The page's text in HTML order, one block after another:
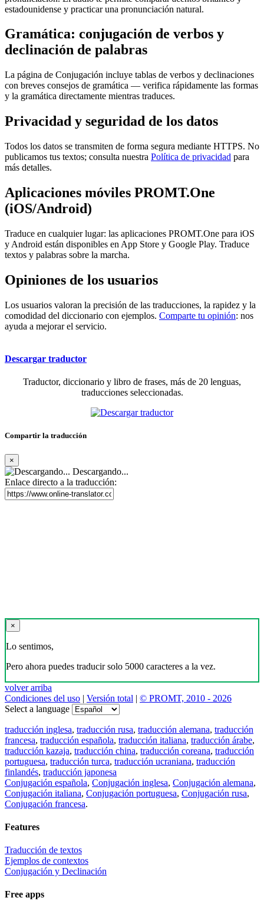
estadounidense y practicar una pronunciación natural.
Gramática: conjugación de verbos y
declinación de palabras
La página de Conjugación incluye tablas de verbos y declinaciones
con breves consejos de gramática — verifica rápidamente las formas
y la gramática directamente mientras traduces.
Privacidad y seguridad de los datos
Todos los datos se transmiten de forma segura mediante HTTPS. No
publicamos tus textos; consulta nuestra Política de privacidad para
más detalles.
Aplicaciones móviles PROMT.One
(iOS/Android)
Traduce en cualquier lugar: las aplicaciones PROMT.One para iOS
y Android están disponibles en App Store y Google Play. Traduce
textos y palabras sobre la marcha.
Opiniones de los usuarios
Los usuarios valoran la precisión de las traducciones, la rapidez y la
comodidad del diccionario con ejemplos. Comparte tu opinión: nos
ayuda a mejorar el servicio.
Descargar traductor
Traductor, diccionario y libro de frases, más de 20 lenguas,
traducciones seleccionadas.
Compartir la traducción
×
Descargando...
Enlace directo a la traducción:
×
Lo sentimos,
Pero ahora puedes traducir solo 5000 caracteres a la vez.
volver arriba
Condiciones del uso | Versión total | © PROMT, 2010 - 2026
Select a language
traducción inglesa, traducción rusa, traducción alemana, traducción
francesa, traducción española, traducción italiana, traducción árabe,
traducción kazaja, traducción china, traducción coreana, traducción
portuguesa, traducción turca, traducción ucraniana, traducción
finlandés, traducción japonesa
Conjugación española, Conjugación inglesa, Conjugación alemana,
Conjugación italiana, Conjugación portuguesa, Conjugación rusa,
Conjugación francesa.
Features
Traducción de textos
Ejemplos de contextos
Conjugación y Declinación
Free apps